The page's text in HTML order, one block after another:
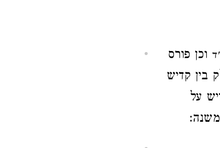
וכן פורס
בין קדיש
על